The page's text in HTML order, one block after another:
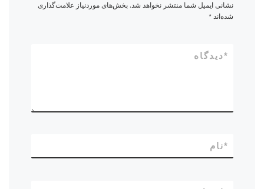
نشانی ایمیل شما منتشر نخواهد شد. بخش‌های موردنیاز علامت‌گذاری
شده‌اند*
دیدگاه*
نام*